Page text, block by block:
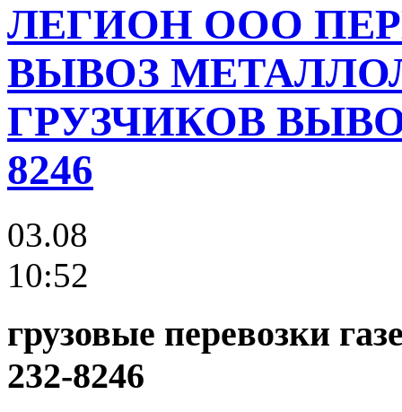
ЛЕГИОН ООО
ВЫВОЗ
ГРУЗЧИКОВ
8246
03.08
10:52
грузовые перевозки
232-8246